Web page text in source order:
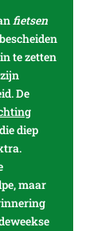
fietsen
te zetten
De
diep
maar